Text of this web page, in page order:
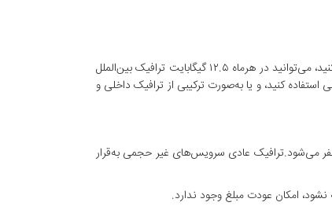
در این سرویس نسبت ترافیک بین‌الملل به داخلی ۴ است به این معنی که، درصورتی‌که تمایل داشته باشید تماماً از ترافیک بین‌المللی استفاده کنید، می‌توانید در هرماه ۱۲.۵ گیگابایت ترافیک بین‌الملل
۵۰ گیگابایت ترافیک داخلی استفاده کنید، و یا به‌صورت ترکیبی از ترافیک داخلی و
می‌شود.ترافیک عادی سرویس‌های غیر حجمی به‌قرار
امکان عودت مبلغ وجود ندارد.